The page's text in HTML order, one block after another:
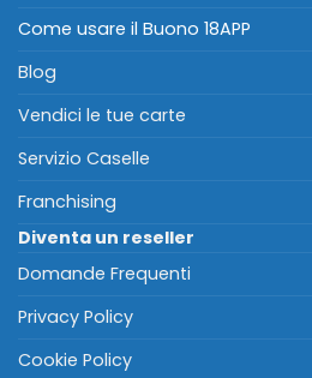
Come usare il Buono 18APP
Blog
Vendici le tue carte
Servizio Caselle
Franchising
Diventa un reseller
Domande Frequenti
Privacy Policy
Cookie Policy